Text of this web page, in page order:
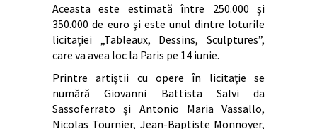
Aceasta este estimată între 250.000 şi
350.000 de euro şi este unul dintre loturile
licitaţiei „Tableaux, Dessins, Sculptures”,
care va avea loc la Paris pe 14 iunie.
Printre artiştii cu opere în licitaţie se
numără Giovanni Battista Salvi da
Sassoferrato şi Antonio Maria Vassallo,
Nicolas Tournier, Jean-Baptiste Monnoyer,